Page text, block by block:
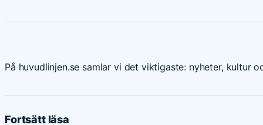
På huvudlinjen.se samlar vi det viktigaste: nyheter, kultur
Fortsätt läsa